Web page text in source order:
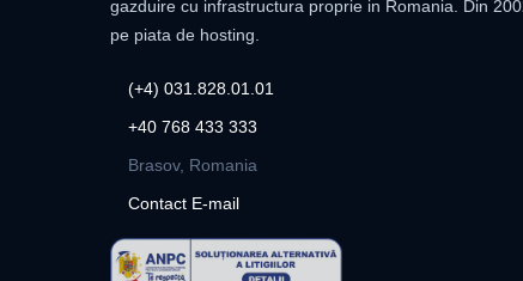
gazduire cu infrastructura proprie in Romania. Din
pe piata de hosting.
(+4) 031.828.01.01
+40 768 433 333
Brasov, Romania
Contact E-mail